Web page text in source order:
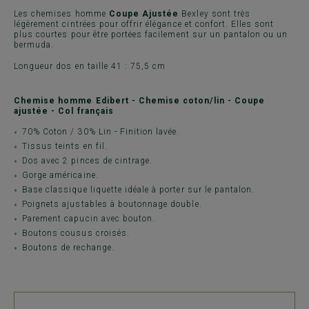
Les chemises homme Coupe Ajustée Bexley sont très
légèrement cintrées pour offrir élégance et confort. Elles sont
plus courtes pour être portées facilement sur un pantalon ou un
bermuda.
Longueur dos en taille 41 : 75,5 cm
Chemise homme Edibert - Chemise coton/lin - Coupe
ajustée - Col français
70% Coton / 30% Lin - Finition lavée.
Tissus teints en fil.
Dos avec 2 pinces de cintrage.
Gorge américaine.
Base classique liquette idéale à porter sur le pantalon.
Poignets ajustables à boutonnage double.
Parement capucin avec bouton.
Boutons cousus croisés.
Boutons de rechange.